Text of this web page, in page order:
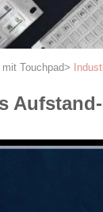
Touchpad>